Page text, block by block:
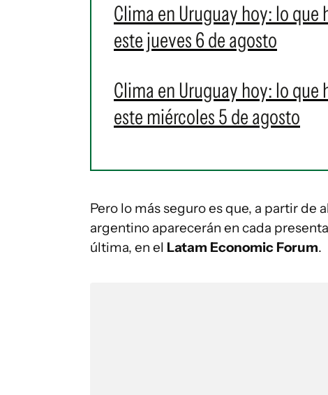
Clima en Uruguay hoy: lo que
este jueves 6 de agosto
Clima en Uruguay hoy: lo que
este miércoles 5 de agosto
Pero lo más seguro es que, a partir de
argentino aparecerán en cada
última, en el Latam Economic Forum.